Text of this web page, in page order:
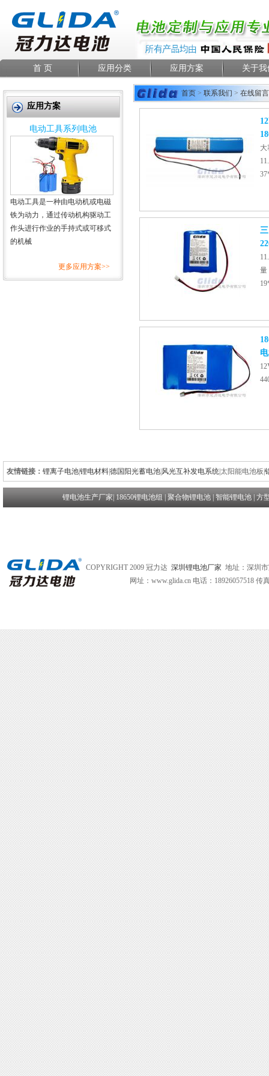
首 页 应用分类 应用方案 关于我
应用方案
电动工具系列电池
电动工具是一种由电动机或电磁
铁为动力，通过传动机构驱动工
作头进行作业的手持式或可移式
的机械
更多应用方案>>
首页 > 联系我们 > 在线留言
量
友情链接： 锂离子电池锂电材料德国阳光蓄电池 风光互补发电系统 太阳能电池板
锂电池生产厂家 18650锂电池组 聚合物锂电池| 智能锂电池| 方
COPYRIGHT 2009 冠力达 深圳锂电池厂家 地址：深圳
网址：www.glida.cn 电话：18926057518 传